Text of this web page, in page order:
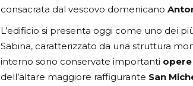
consacrata dal vescovo domenicano
L’edificio si presenta oggi come uno dei
Sabina, caratterizzato da una struttura
interno sono conservate importanti
dell’altare maggiore raffigurante San